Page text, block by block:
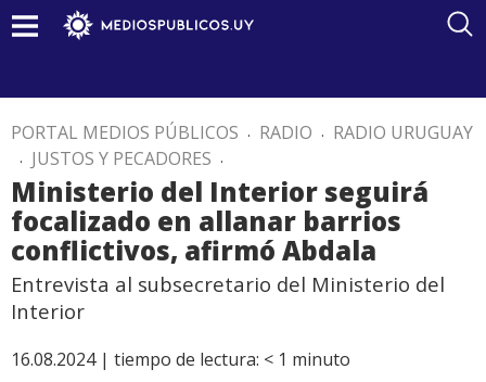
PORTAL MEDIOS PÚBLICOS . RADIO . RADIO URUGUAY
. JUSTOS Y PECADORES .
Ministerio del Interior seguirá
focalizado en allanar barrios
conflictivos, afirmó Abdala
Entrevista al subsecretario del Ministerio del
Interior
16.08.2024 | tiempo de lectura: < 1 minuto